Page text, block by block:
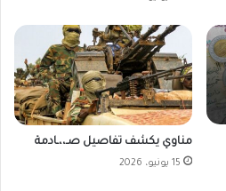
مناوي يكشف تفاصيل صـ،،ـادمة
15 يونيو، 2026